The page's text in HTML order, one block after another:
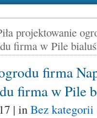
projektowanie
firma w Pile
firma
firma w Pile
| inBez kategorii